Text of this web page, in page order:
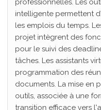
professionnelles. Les
intelligente permettent
les emplois du temps.
projet intègrent des
pour le suivi des
tâches. Les assistants
programmation des
documents. La mise en
outils, associée à une
transition efficace vers